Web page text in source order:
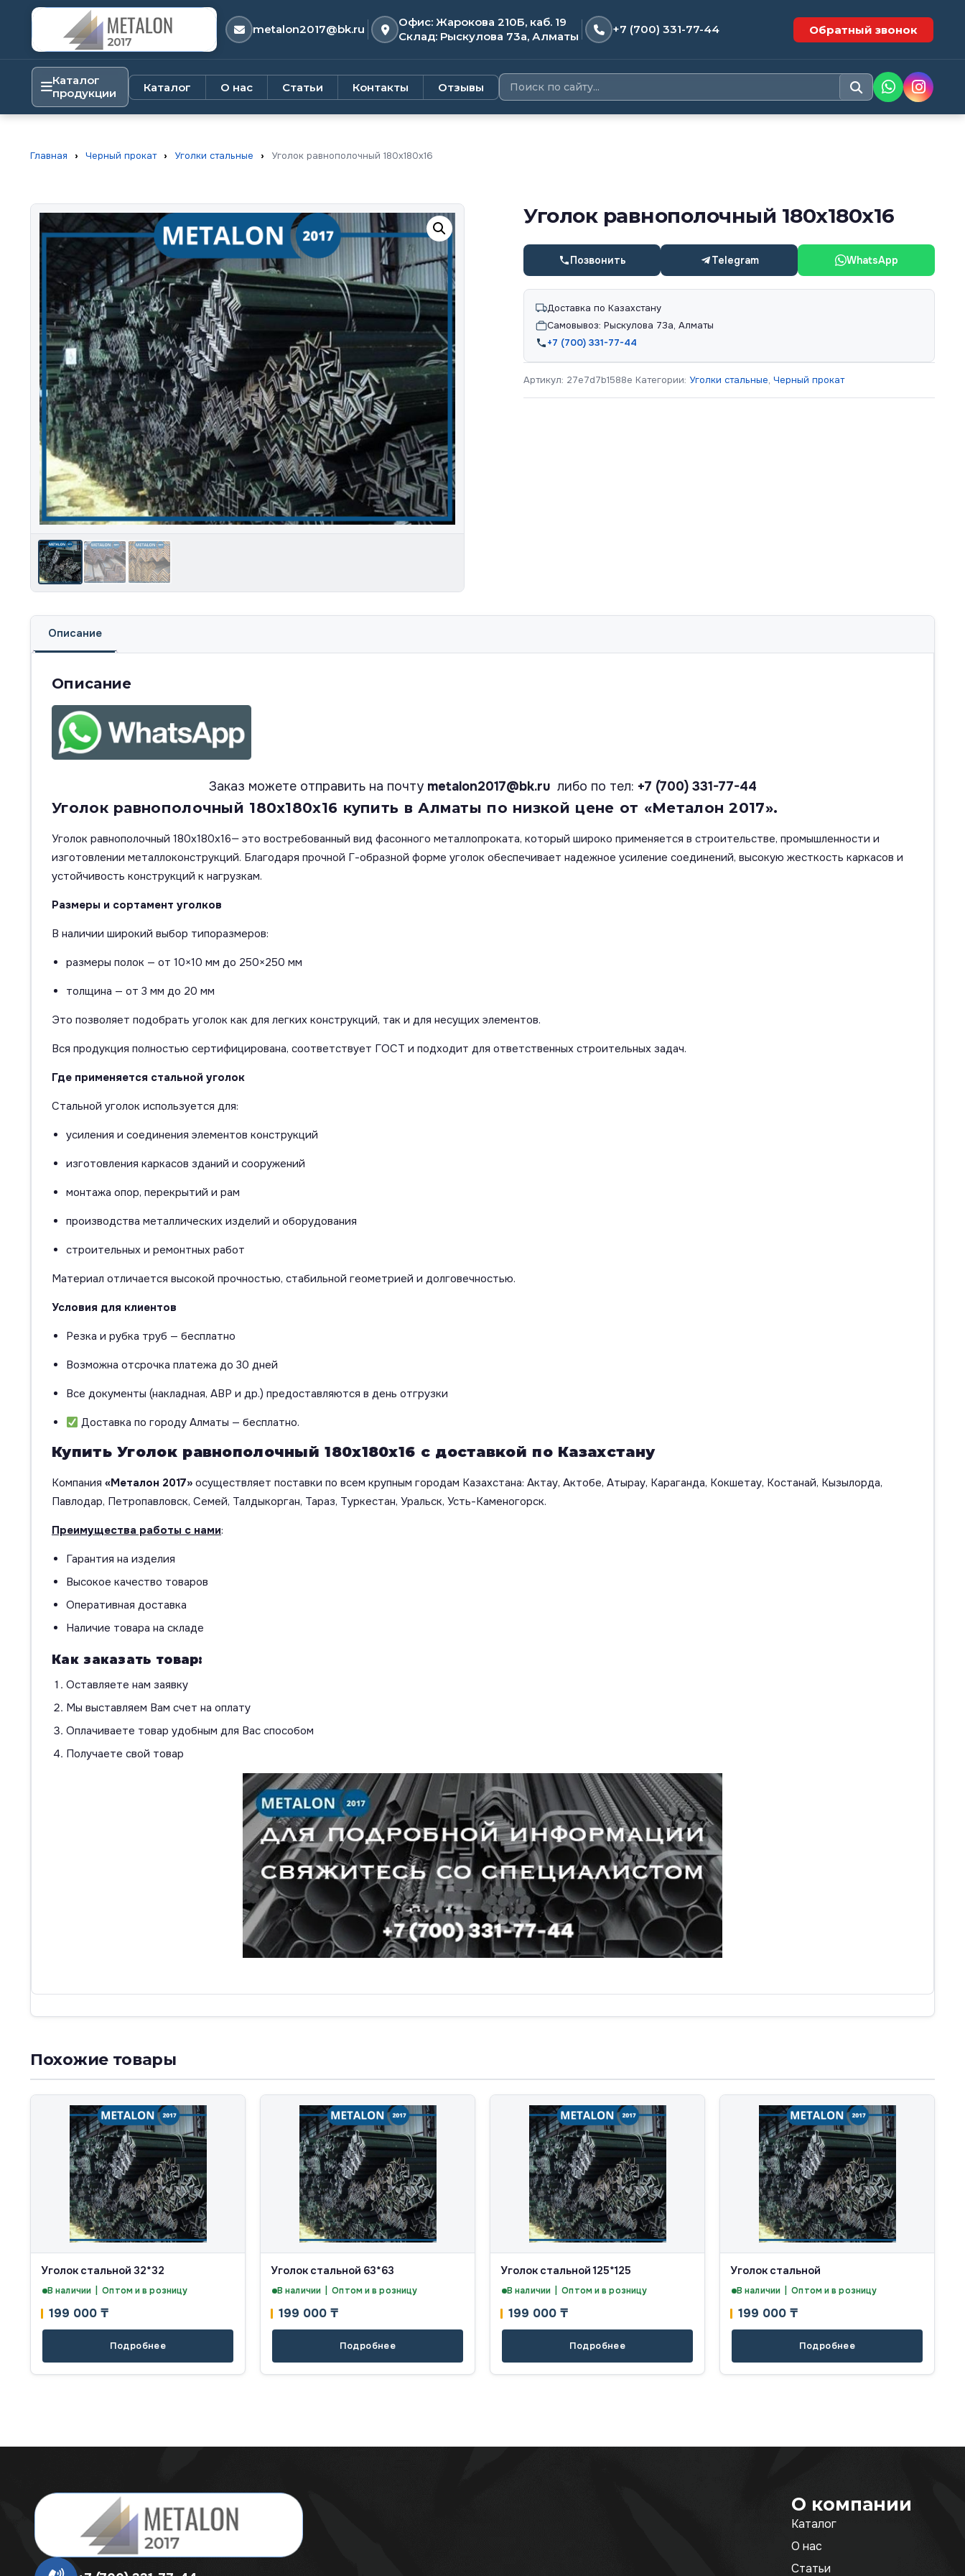
metalon2017@bk.ru
Офис: Жарокова 210Б, каб. 19
Склад: Рыскулова 73а, Алматы
+7 (700) 331-77-44 Обратный звонок
Каталог
продукции
Каталог О нас Статьи Контакты Отзывы
Главная › Черный прокат › Уголки стальные › Уголок равнополочный 180х180х16
Уголок равнополочный 180х180х16
Позвонить Telegram WhatsApp
Доставка по Казахстану
Самовывоз: Рыскулова 73а, Алматы
+7 (700) 331-77-44
Артикул: 27e7d7b1588e Категории:Уголки стальные,Черный прокат
Описание
Описание
Заказ можете отправить на почту metalon2017@bk.ruлибо по тел: +7 (700) 331-77-44
Уголок равнополочный 180х180х16 купить в Алматы по низкой цене от «Металон 2017».
Уголок равнополочный 180х180х16— это востребованный вид фасонного металлопроката, который широко применяется в строительстве, промышленности и
изготовлении металлоконструкций. Благодаря прочной Г-образной форме уголок обеспечивает надежное усиление соединений, высокую жесткость каркасов и
устойчивость конструкций к нагрузкам.
Размеры и сортамент уголков
В наличии широкий выбор типоразмеров:
размеры полок — от 10×10 мм до 250×250 мм
толщина — от 3 мм до 20 мм
Это позволяет подобрать уголок как для легких конструкций, так и для несущих элементов.
Вся продукция полностью сертифицирована, соответствует ГОСТ и подходит для ответственных строительных задач.
Где применяется стальной уголок
Стальной уголок используется для:
усиления и соединения элементов конструкций
изготовления каркасов зданий и сооружений
монтажа опор, перекрытий и рам
производства металлических изделий и оборудования
строительных и ремонтных работ
Материал отличается высокой прочностью, стабильной геометрией и долговечностью.
Условия для клиентов
Резка и рубка труб — бесплатно
Возможна отсрочка платежа до 30 дней
Все документы (накладная, АВР и др.) предоставляются в день отгрузки
Доставка по городу Алматы — бесплатно.
Купить Уголок равнополочный 180х180х16 с доставкой по Казахстану
Компания «Металон 2017» осуществляет поставки по всем крупным городам Казахстана: Актау, Актобе, Атырау, Караганда, Кокшетау, Костанай, Кызылорда,
Павлодар, Петропавловск, Семей, Талдыкорган, Тараз, Туркестан, Уральск, Усть-Каменогорск.
Преимущества работы с нами:
Гарантия на изделия
Высокое качество товаров
Оперативная доставка
Наличие товара на складе
Как заказать товар:
Оставляете нам заявку
Мы выставляем Вам счет на оплату
Оплачиваете товар удобным для Вас способом
Получаете свой товар
Похожие товары
Уголок стальной 32*32
В наличии | Оптом и в розницу
199 000 ₸
Подробнее
Уголок стальной 63*63
В наличии | Оптом и в розницу
199 000 ₸
Подробнее
Уголок стальной 125*125
В наличии | Оптом и в розницу
199 000 ₸
Подробнее
Уголок стальной
В наличии | Оптом и в розницу
199 000 ₸
Подробнее
О компании
Каталог
О нас
Статьи